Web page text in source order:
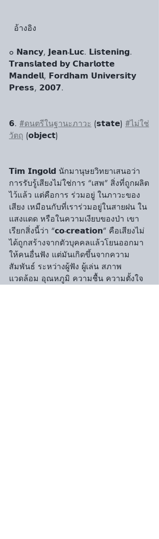
อ้างอิง
๐ 𝗡𝗮𝗻𝗰𝘆, 𝗝𝗲𝗮𝗻-𝗟𝘂𝗰. 𝗟𝗶𝘀𝘁𝗲𝗻𝗶𝗻𝗴.
𝗧𝗿𝗮𝗻𝘀𝗹𝗮𝘁𝗲𝗱 𝗯𝘆 𝗖𝗵𝗮𝗿𝗹𝗼𝘁𝘁𝗲
𝗠𝗮𝗻𝗱𝗲𝗹𝗹, 𝗙𝗼𝗿𝗱𝗵𝗮𝗺 𝗨𝗻𝗶𝘃𝗲𝗿𝘀𝗶𝘁𝘆
𝗣𝗿𝗲𝘀𝘀, 𝟮𝟬𝟬𝟳.
𝟲. #ดนตรีในฐานะภาวะ (𝘀𝘁𝗮𝘁𝗲) #ไม่ใช่
วัตถุ (𝗼𝗯𝗷𝗲𝗰𝘁)
𝗧𝗶𝗺 𝗜𝗻𝗴𝗼𝗹𝗱 นักมานุษยวิทยาเสนอว่า
การรับรู้เสียงไม่ใช่การ “เสพ” สิ่งที่ถูกผลิต
ไว้แล้ว แต่คือการ ร่วมอยู่ ในภาวะของ
เสียง เหมือนกับที่เราร่วมอยู่ในสายฝน ใน
แสงแดด หรือในความเงียบของป่า เขา
เรียกสิ่งนี้ว่า “𝗰𝗼-𝗰𝗿𝗲𝗮𝘁𝗶𝗼𝗻” คือเสียงไม่
ได้ถูกสร้างจากตัวบุคคลแล้วโยนออกมา
ให้คนอื่นฟัง แต่มันเกิดขึ้นจากความ
สัมพันธ์ ระหว่างผู้ฟัง ผู้เล่น สภาพ
แวดล้อม อุณหภูมิ ความชื้น ความตั้งใจ